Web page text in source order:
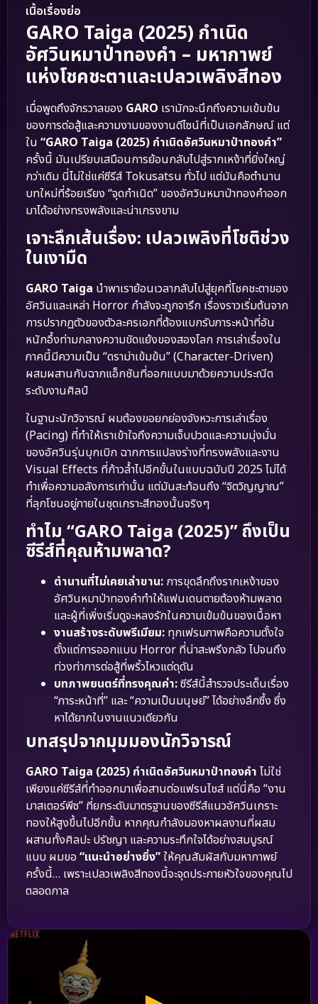
เนื้อเรื่องย่อ
GARO Taiga (2025) กำเนิด
อัศวินหมาป่าทองคำ – มหากาพย์
แห่งโชคชะตาและเปลวเพลิงสีทอง
เมื่อพูดถึงจักรวาลของ GARO เรามักจะนึกถึงความเข้มข้น
ของการต่อสู้และความงามของงานดีไซน์ที่เป็นเอกลักษณ์ แต่
ใน “GARO Taiga (2025) กำเนิดอัศวินหมาป่าทองคำ”
ครั้งนี้ มันเปรียบเสมือนการย้อนกลับไปสู่รากเหง้าที่ยิ่งใหญ่
กว่าเดิม นี่ไม่ใช่แค่ซีรีส์ Tokusatsu ทั่วไป แต่มันคือตำนาน
บทใหม่ที่ร้อยเรียง “จุดกำเนิด” ของอัศวินหมาป่าทองคำออก
มาได้อย่างทรงพลังและน่าเกรงขาม
เจาะลึกเส้นเรื่อง: เปลวเพลิงที่โชติช่วง
ในเงามืด
GARO Taiga นำพาเราย้อนเวลากลับไปสู่ยุคที่โชคชะตาของ
อัศวินและเหล่า Horror กำลังจะถูกจารึก เรื่องราวเริ่มต้นจาก
การปรากฏตัวของตัวละครเอกที่ต้องแบกรับภาระหน้าที่อัน
หนักอึ้งท่ามกลางความขัดแย้งของสองโลก การเล่าเรื่องใน
ภาคนี้มีความเป็น “ดราม่าเข้มข้น” (Character-Driven)
ผสมผสานกับฉากแอ็กชันที่ออกแบบมาด้วยความประณีต
ระดับงานศิลป์
ในฐานะนักวิจารณ์ ผมต้องขอยกย่องจังหวะการเล่าเรื่อง
(Pacing) ที่ทำให้เราเข้าใจถึงความเจ็บปวดและความมุ่งมั่น
ของอัศวินรุ่นบุกเบิก ฉากการแปลงร่างที่ทรงพลังและงาน
Visual Effects ที่ก้าวล้ำไปอีกขั้นในแบบฉบับปี 2025 ไม่ได้
ทำเพื่อความอลังการเท่านั้น แต่มันสะท้อนถึง “จิตวิญญาณ”
ที่ลุกโชนอยู่ภายในชุดเกราะสีทองนั้นจริงๆ
ทำไม “GARO Taiga (2025)” ถึงเป็น
ซีรีส์ที่คุณห้ามพลาด?
ตำนานที่ไม่เคยเล่าขาน: การขุดลึกถึงรากเหง้าของ
อัศวินหมาป่าทองคำทำให้แฟนเดนตายต้องห้ามพลาด
และผู้ที่เพิ่งเริ่มดูจะหลงรักในความเข้มข้นของเนื้อหา
งานสร้างระดับพรีเมียม: ทุกเฟรมภาพคือความตั้งใจ
ตั้งแต่การออกแบบ Horror ที่น่าสะพรึงกลัว ไปจนถึง
ท่วงท่าการต่อสู้ที่พริ้วไหวแต่ดุดัน
บทภาพยนตร์ที่ทรงคุณค่า:ซีรีส์นี้สำรวจประเด็นเรื่อง
“ภาระหน้าที่” และ “ความเป็นมนุษย์” ได้อย่างลึกซึ้ง ซึ่ง
หาได้ยากในงานแนวเดียวกัน
บทสรุปจากมุมมองนักวิจารณ์
GARO Taiga (2025) กำเนิดอัศวินหมาป่าทองคำ ไม่ใช่
เพียงแค่ซีรีส์ที่ทำออกมาเพื่อสานต่อแฟรนไชส์ แต่นี่คือ “งาน
มาสเตอร์พีซ” ที่ยกระดับมาตรฐานของซีรีส์แนวอัศวินเกราะ
ทองให้สูงขึ้นไปอีกขั้น หากคุณกำลังมองหาผลงานที่ผสม
ผสานทั้งศิลปะ ปรัชญา และความระทึกใจได้อย่างสมบูรณ์
แบบ ผมขอ “แนะนำอย่างยิ่ง”ให้คุณสัมผัสกับมหากาพย์
ครั้งนี้… เพราะเปลวเพลิงสีทองนี้จะจุดประกายหัวใจของคุณไป
ตลอดกาล